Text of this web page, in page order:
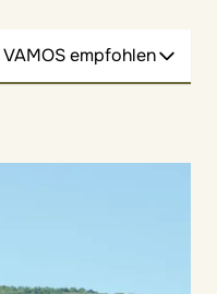
empfohlen